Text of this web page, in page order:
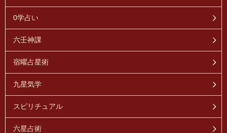
0学占い
六壬神課
宿曜占星術
九星気学
スピリチュアル
六星占術